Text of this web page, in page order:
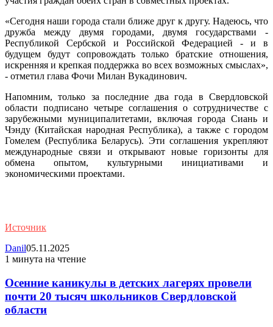
«Сегодня наши города стали ближе друг к другу. Надеюсь, что
дружба между двумя городами, двумя государствами -
Республикой Сербской и Российской Федерацией - и в
будущем будут сопровождать только братские отношения,
искренняя и крепкая поддержка во всех возможных смыслах»,
- отметил глава Фочи Милан Вукадинович.
Напомним, только за последние два года в Свердловской
области подписано четыре соглашения о сотрудничестве с
зарубежными муниципалитетами, включая города Сиань и
Чэнду (Китайская народная Республика), а также с городом
Гомелем (Республика Беларусь). Эти соглашения укрепляют
международные связи и открывают новые горизонты для
обмена опытом, культурными инициативами и
экономическими проектами.
Источник
Danil05.11.2025
1 минута на чтение
Осенние каникулы в детских лагерях провели
почти 20 тысяч школьников Свердловской
области